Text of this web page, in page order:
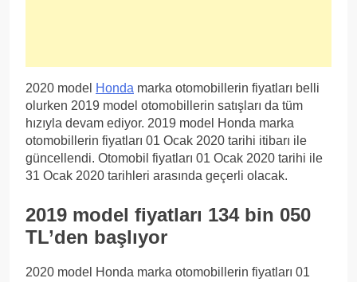
2020 model Honda marka otomobillerin fiyatları belli
olurken 2019 model otomobillerin satışları da tüm
hızıyla devam ediyor. 2019 model Honda marka
otomobillerin fiyatları 01 Ocak 2020 tarihi itibarı ile
güncellendi. Otomobil fiyatları 01 Ocak 2020 tarihi ile
31 Ocak 2020 tarihleri arasında geçerli olacak.
2019 model fiyatları 134 bin 050
TL’den başlıyor
2020 model Honda marka otomobillerin fiyatları 01